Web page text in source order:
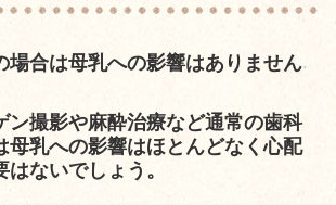
場合は母乳への影響はありません
ン撮影や麻酔治療など通常の歯科
母乳への影響はほとんどなく心配
はないでしょう。